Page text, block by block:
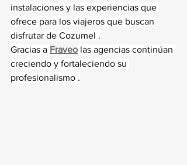
instalaciones y las experiencias que
ofrece para los viajeros que buscan
disfrutar de Cozumel .
Gracias a Fraveo las agencias continúan
creciendo y fortaleciendo su
profesionalismo .